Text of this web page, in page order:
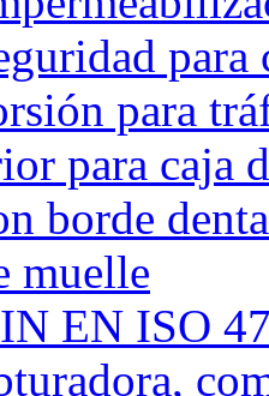
para
para
para caja
borde
muelle
EN ISO